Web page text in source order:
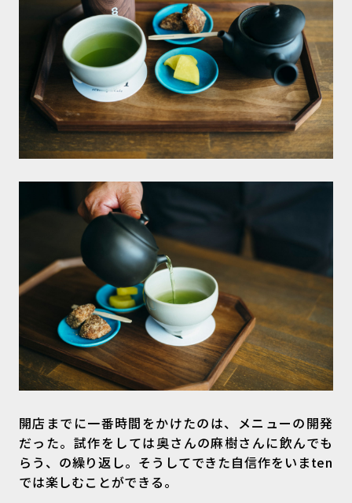
開店までに一番時間をかけたのは、メニューの開発
だった。試作をしては奥さんの麻樹さんに飲んでも
らう、の繰り返し。そうしてできた自信作をいまten
では楽しむことができる。